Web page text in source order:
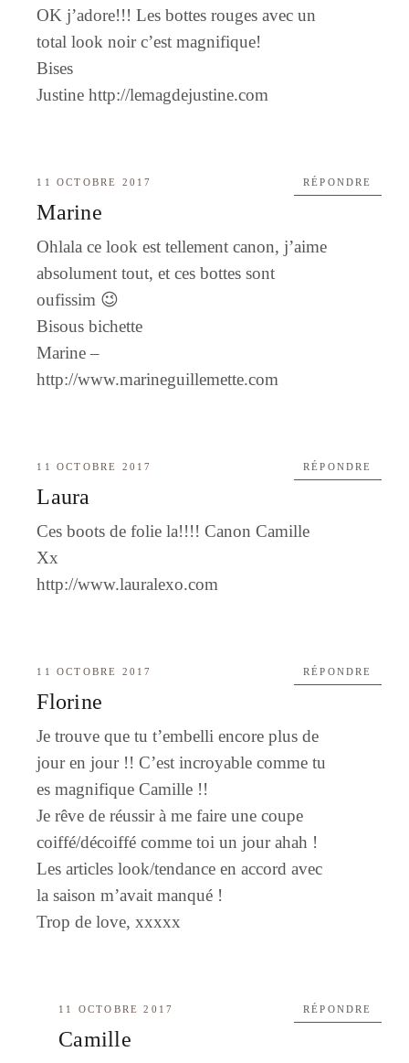
OK j’adore!!! Les bottes rouges avec un
total look noir c’est magnifique!
Bises
Justinehttp://lemagdejustine.com
11 OCTOBRE 2017
Marine
Ohlala ce look est tellement canon, j’aime
absolument tout, et ces bottes sont
oufissim 😉
Bisous bichette
Marine –
http://www.marineguillemette.com
RÉPONDRE
11 OCTOBRE 2017
Laura
Ces boots de folie la!!!! Canon Camille
Xx
http://www.lauralexo.com
RÉPONDRE
11 OCTOBRE 2017
Florine
Je trouve que tu t’embelli encore plus de
jour en jour !! C’est incroyable comme tu
es magnifique Camille !!
Je rêve de réussir à me faire une coupe
coiffé/décoiffé comme toi un jour ahah !
Les articles look/tendance en accord avec
la saison m’avait manqué !
Trop de love, xxxxx
RÉPONDRE
11 OCTOBRE 2017
Camille
RÉPONDRE